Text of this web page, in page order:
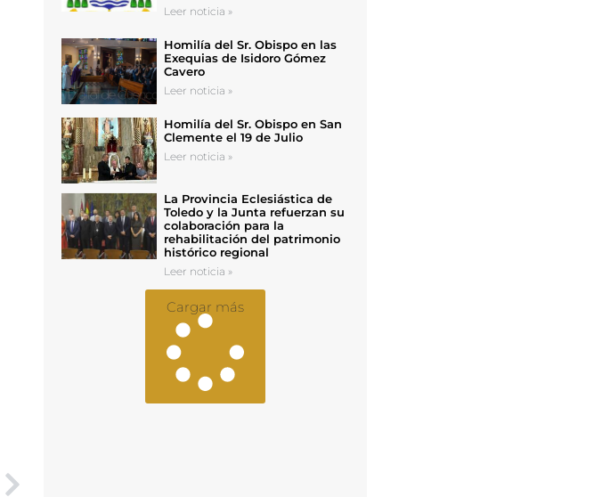
Leer noticia »
Homilía del Sr. Obispo en las
Exequias de Isidoro Gómez
Cavero
Leer noticia »
Homilía del Sr. Obispo en San
Clemente el 19 de Julio
Leer noticia »
La Provincia Eclesiástica de
Toledo y la Junta refuerzan su
colaboración para la
rehabilitación del patrimonio
histórico regional
Leer noticia »
Cargar más